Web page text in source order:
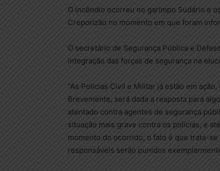
O incêndio ocorreu no garimpo Sudário e
Creporizão no momento em que foram
O secretário de Segurança Pública e
integração das forças de segurança na
“As Polícias Civil e Militar já estão em
Brevemente, será dada a resposta para
atentado contra agentes de segurança
situação mais grave contra os polícias, e
momento do ocorrido, o fato é que trata-
responsáveis serão punidos